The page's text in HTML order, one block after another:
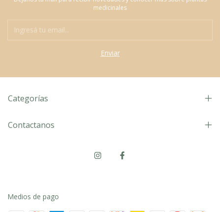
medicinales
Categorías
Contactanos
Medios de pago